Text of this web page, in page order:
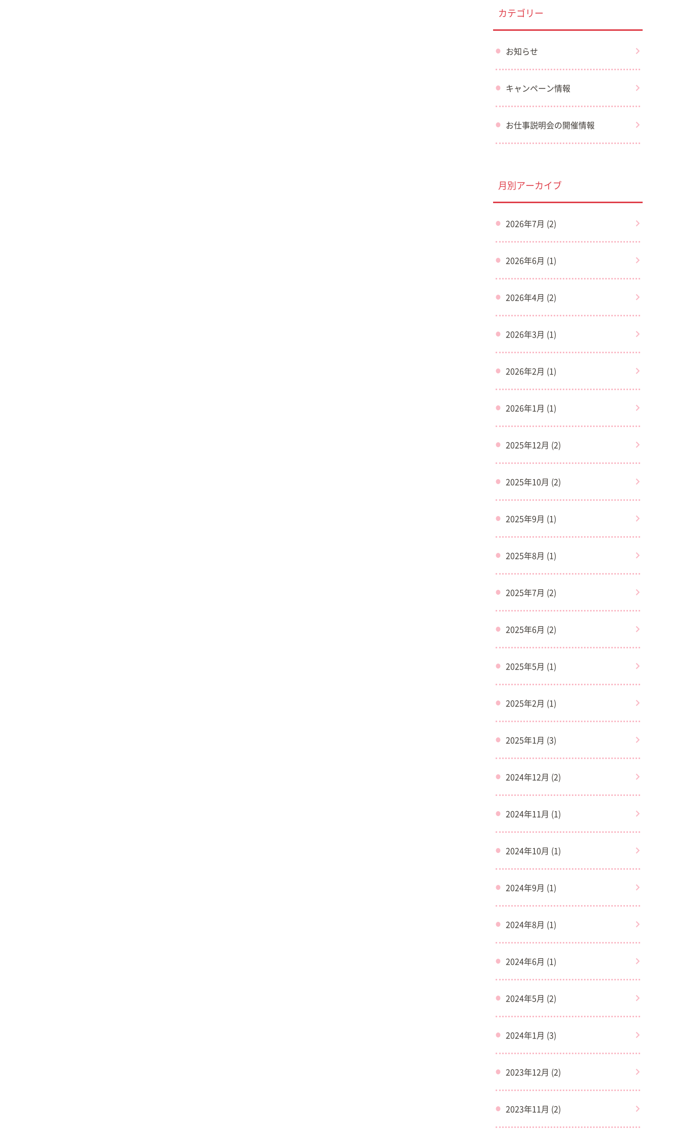
カテゴリー
お知らせ
キャンペーン情報
お仕事説明会の開催情報
月別アーカイブ
2026年7月 (2)
2026年6月 (1)
2026年4月 (2)
2026年3月 (1)
2026年2月 (1)
2026年1月 (1)
2025年12月 (2)
2025年10月 (2)
2025年9月 (1)
2025年8月 (1)
2025年7月 (2)
2025年6月 (2)
2025年5月 (1)
2025年2月 (1)
2025年1月 (3)
2024年12月 (2)
2024年11月 (1)
2024年10月 (1)
2024年9月 (1)
2024年8月 (1)
2024年6月 (1)
2024年5月 (2)
2024年1月 (3)
2023年12月 (2)
2023年11月 (2)